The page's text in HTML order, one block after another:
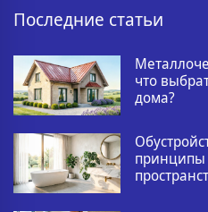
Последние статьи
что
дома?
принципы